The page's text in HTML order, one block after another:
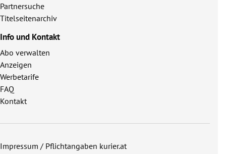
Partnersuche
Titelseitenarchiv
Info und Kontakt
Abo verwalten
Anzeigen
Werbetarife
FAQ
Kontakt
Impressum / Pflichtangaben kurier.at